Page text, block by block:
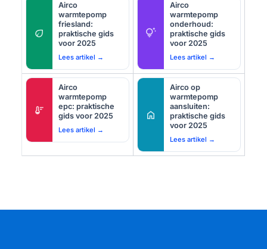
eco
Airco
warmtepomp
friesland:
praktische gids
voor 2025
Lees artikel →
tips_and_updates
Airco
warmtepomp
onderhoud:
praktische gids
voor 2025
Lees artikel →
thermostat
Airco
warmtepomp
epc: praktische
gids voor 2025
Lees artikel →
home
Airco op
warmtepomp
aansluiten:
praktische gids
voor 2025
Lees artikel →